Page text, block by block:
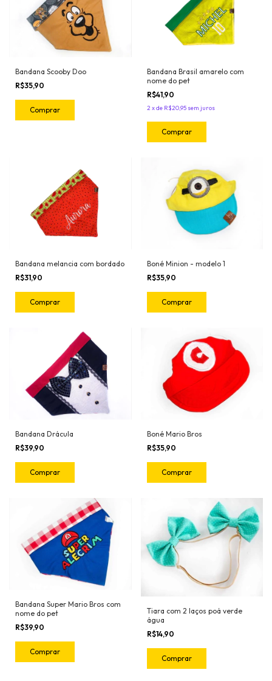
Bandana Scooby Doo
R$35,90
Comprar
Bandana Brasil amarelo com
nome do pet
R$41,90
2 xde R$20,95 sem juros
Comprar
Bandana melancia com bordado
R$31,90
Comprar
Boné Minion - modelo 1
R$35,90
Comprar
Bandana Drácula
R$39,90
Comprar
Boné Mario Bros
R$35,90
Comprar
Bandana Super Mario Bros com
nome do pet
R$39,90
Comprar
Tiara com 2 laços poá verde
água
R$14,90
Comprar